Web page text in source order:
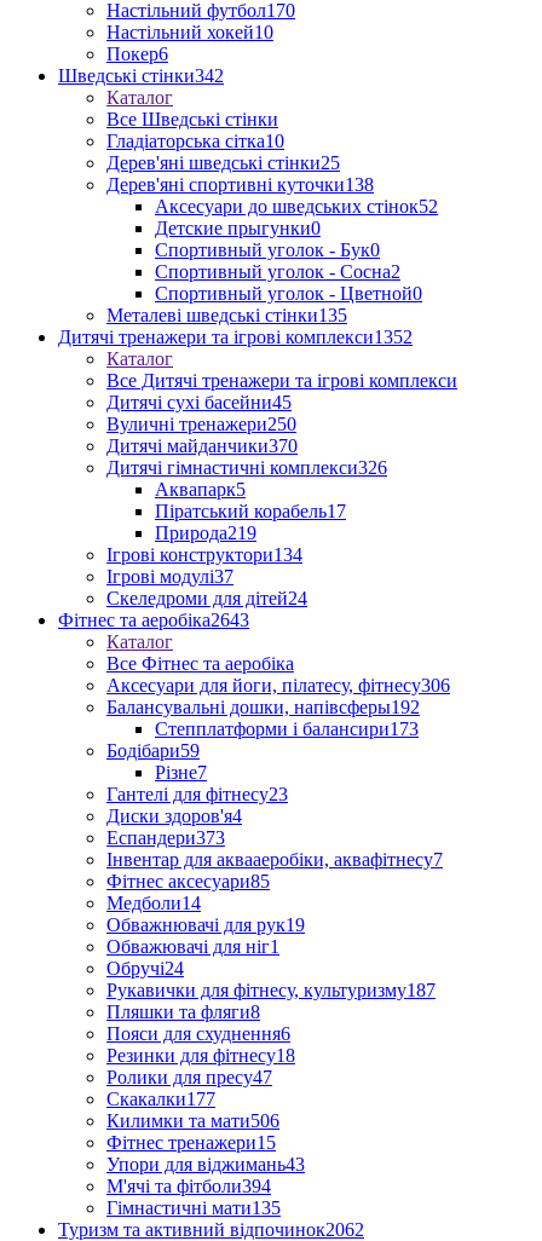
Настільний футбол170
Настільний хокей10
Покер6
Шведські стінки342
Каталог
Все Шведські стінки
Гладіаторська сітка10
Дерев'яні шведські стінки25
Дерев'яні спортивні куточки138
Аксесуари до шведських стінок52
Детские прыгунки0
Спортивный уголок - Бук0
Спортивный уголок - Сосна2
Спортивный уголок - Цветной0
Металеві шведські стінки135
Дитячі тренажери та ігрові комплекси1352
Каталог
Все Дитячі тренажери та ігрові комплекси
Дитячі сухі басейни45
Вуличні тренажери250
Дитячі майданчики370
Дитячі гімнастичні комплекси326
Аквапарк5
Піратський корабель17
Природа219
Ігрові конструктори134
Ігрові модулі37
Скеледроми для дітей24
Фітнес та аеробіка2643
Каталог
Все Фітнес та аеробіка
Аксесуари для йоги, пілатесу, фітнесу306
Балансувальні дошки, напівсферы192
Степплатформи і балансири173
Бодібари59
Різне7
Гантелі для фітнесу23
Диски здоров'я4
Еспандери373
Інвентар для аквааеробіки, аквафітнесу7
Фітнес аксесуари85
Медболи14
Обважнювачі для рук19
Обважювачі для ніг1
Обручі24
Рукавички для фітнесу, культуризму187
Пляшки та фляги8
Пояси для схуднення6
Резинки для фітнесу18
Ролики для пресу47
Скакалки177
Килимки та мати506
Фітнес тренажери15
Упори для віджимань43
М'ячі та фітболи394
Гімнастичні мати135
Туризм та активний відпочинок2062